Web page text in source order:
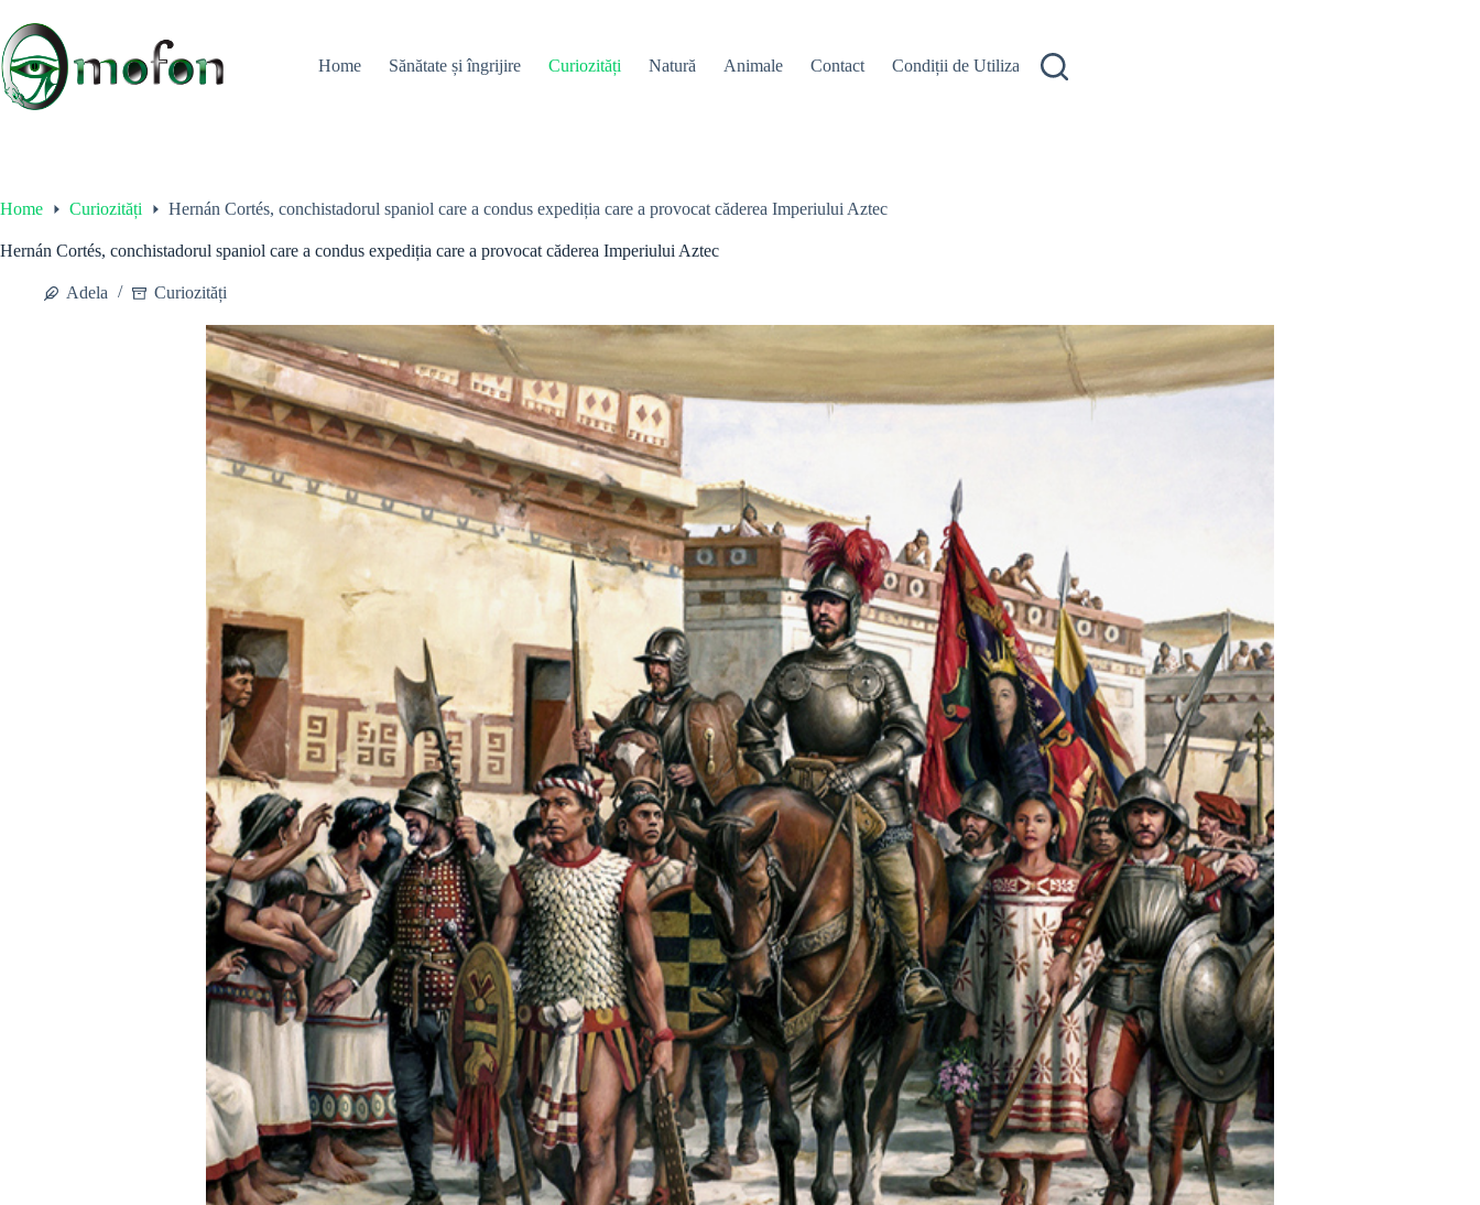
content
Home
Sănătate și îngrijire Curiozități Natură Animale Contact Condiții de Utilizare
Home Curiozități Hernán Cortés, conchistadorul spaniol care a condus expediția care a provocat căderea Imperiului Aztec
Hernán Cortés, conchistadorul spaniol care a condus expediția care a provocat căderea Imperiului Aztec
Adela Curiozități